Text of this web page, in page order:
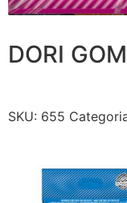
DORI
SKU: 655